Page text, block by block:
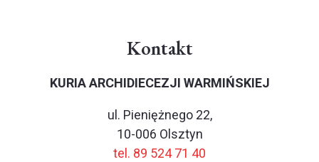
Kontakt
KURIA ARCHIDIECEZJI WARMIŃSKIEJ
ul. Pieniężnego 22,
10-006 Olsztyn
tel. 89 524 71 40